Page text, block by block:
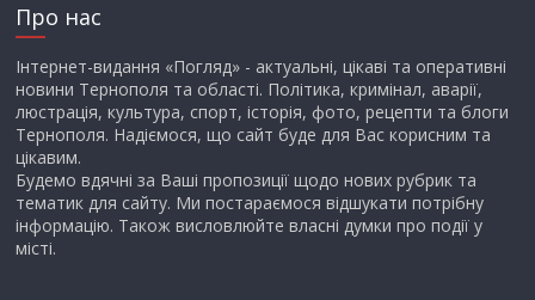
Про нас
Інтернет-видання «Погляд» - актуальні, цікаві та оперативні
новини Тернополя та області. Політика, кримінал, аварії,
люстрація, культура, спорт, історія, фото, рецепти та блоги
Тернополя. Надіємося, що сайт буде для Вас корисним та
цікавим.
Будемо вдячні за Ваші пропозиції щодо нових рубрик та
тематик для сайту. Ми постараємося відшукати потрібну
інформацію. Також висловлюйте власні думки про події у
місті.